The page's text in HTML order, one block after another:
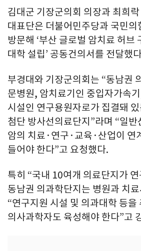
김대군 기장군의회 의장과 최희
대표단은 더불어민주당과 국민
방문해 ‘부산 글로벌 암치료 허브
대학 설립’ 공동건의서를 전달했
부경대와 기장군의회는 “동남권
문병원, 암치료기인 중입자가속
시설인 연구용원자로가 집결돼
첨단 방사선의료단지”라며 “일
암의 치료·연구·교육·산업이 연
들어야 한다”고 요청했다.
특히 “국내 10여개 의료단지가
동남권 의과학단지는 병원과 치
“연구지원 시설 및 의과대학 등을
의사과학자도 육성해야 한다”고